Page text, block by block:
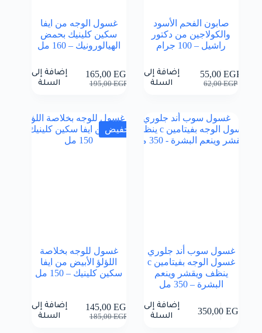
صابون الفحم الأسود
والكولاجين من دكتور
راشيل – 100 جرام
62,00EGP السعر
62,00 EGP.
55,00 EGP
السعر
55,00 EGP.
إضافة إلى
السلة
غسول الوجه من ايفا
سكين كلينيك بحمض
الهيالورونيك – 160 مل
195,00EGP السعر
195,00 EGP.
165,00 EGP
السعر
165,00 EGP.
إضافة إلى
السلة
غسول سوب أند جلوري
غسول الوجه بفيتامين c
ينظف ويقشر وينعم
البشرة – 350 مل
350,00 EGP
إضافة إلى
السلة
تخفيض
غسول للوجه بخلاصة
اللؤلؤ الأبيض من ايفا
سكين كلينيك – 150 مل
185,00EGP السعر
145,00 EGP
السعر
إضافة إلى
السلة